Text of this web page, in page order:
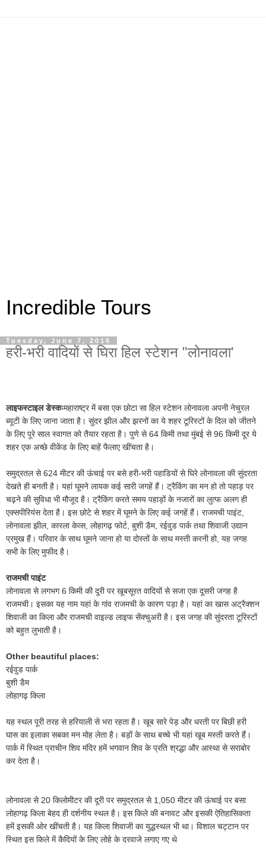
Incredible Tours
Tuesday, June 7, 2016
हरी-भरी वादियों से घिरा हिल स्टेशन "लोनावला'
लाइफस्टाइल डेस्कःमहाराष्ट्र में बसा एक छोटा सा हिल स्टेशन लोनावला अपनी नेचुरल
ब्यूटी के लिए जाना जाता है। सुंदर झील और झरनों का ये शहर टूरिस्टों के दिल को जीतने
के लिए पूरे साल स्वागत को तैयार रहता है। पुणे से 64 किमी तथा मुंबई से 96 किमी दूर ये
शहर एक अच्छे वीकेंड के लिए बाहें फैलाए खींचता है।
समुद्रतल से 624 मीटर की ऊंचाई पर बसे हरी-भरी पहाडियों से घिरे लोनावला की सुंदरता
देखते ही बनती है। यहां घूमने लायक कई सारी जगहें हैं। ट्रैकिंग का मन हो तो पहाड़ पर
चढ़ने की सुविधा भी मौजूद है। ट्रैकिंग करते समय पहाड़ों के नजारों का लुत्फ अलग ही
एक्सपीरियंस देता है। इस छोटे से शहर में घूमने के लिए कई जगहें हैं। राजमची पाइंट,
लोनावला झील, कारला केव्स, लोहागढ़ फोर्ट, बुशी डैम, रईवुड पार्क तथा शिवाजी उद्यान
प्रमुख हैं। परिवार के साथ घूमने जाना हो या दोस्तों के साथ मस्ती करनी हो, यह जगह
सभी के लिए मुफीद है।
राजमची पाइंट
लोनावला से लगभग 6 किमी की दूरी पर खूबसूरत वादियों से सजा एक दूसरी जगह है
राजमची। इसका यह नाम यहां के गांव राजमची के कारण पड़ा है। यहां का खास अट्रैक्शन
शिवाजी का किला और राजमची वाइल्ड लाइफ सेंक्चुअरी है। इस जगह की सुंदरता टूरिस्टों
को बहुत लुभाती है।
Other beautiful places:
रईवुड पार्क
बुशी डैम
लोहागढ़ किला
यह स्थल पूरी तरह से हरियाली से भरा रहता है। खूब सारे पेड़ और धरती पर बिछी हरी
घास का इलाका सबका मन मोह लेता है। बड़ों के साथ बच्चे भी यहां खूब मस्ती करते हैं।
पार्क में स्थित प्राचीन शिव मंदिर हमें भगवान शिव के प्रति श्रद्धा और आस्था से सराबोर
कर देता है।
लोनावला से 20 किलोमीटर की दूरी पर समुद्रतल से 1,050 मीटर की ऊंचाई पर बसा
लोहागढ़ किला बेहद ही दर्शनीय स्थल है। इस किले की बनावट और इसकी ऐतिहासिकता
हमें इसकी ओर खींचती है। यह किला शिवाजी का युद्धस्थल भी था। विशाल चट्टान पर
स्थित इस किले में कैदियों के लिए लोहे के दरवाजे लगाए गए थे